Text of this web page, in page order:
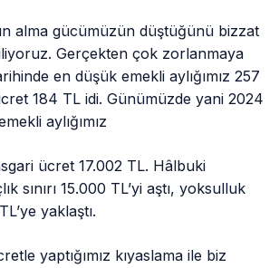
alma gücümüzün düştüğünü bizzat
Gerçekten çok zorlanmaya
en düşük emekli aylığımız 257
184 TL idi. Günümüzde yani 2024
aylığımız
ücret 17.002 TL. Hâlbuki
sınırı 15.000 TL’yi aştı, yoksulluk
yaklaştı.
yaptığımız kıyaslama ile biz